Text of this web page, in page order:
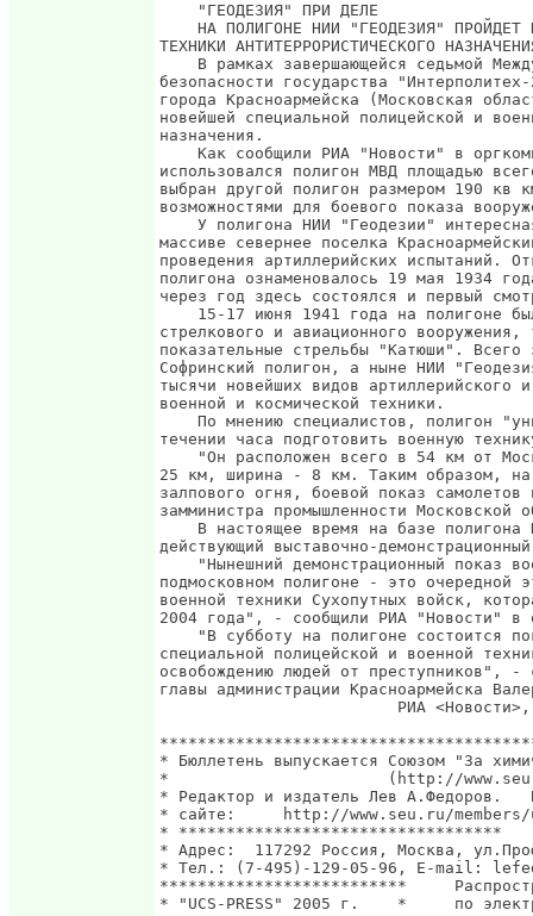
    "ГЕОДЕЗИЯ" ПРИ ДЕЛЕ
НА ПОЛИГОНЕ НИИ "ГЕОДЕЗИЯ" ПРОЙДЕТ
ТЕХНИКИ АНТИТЕРРОРИСТИЧЕСКОГО
В рамках завершающейся седьмой
безопасности государства
города Красноармейска (Московская
новейшей специальной полицейской и
назначения.
Как сообщили РИА "Новости" в
использовался полигон МВД площадью
выбран другой полигон размером 190 кв
возможностями для боевого показа
У полигона НИИ "Геодезии"
массиве севернее поселка
проведения артиллерийских испытаний.
полигона ознаменовалось 19 мая 1934
через год здесь состоялся и первый
15-17 июня 1941 года на полигоне
стрелкового и авиационного
показательные стрельбы "Катюши". Всего
Софринский полигон, а ныне НИИ
тысячи новейших видов артиллерийского
военной и космической техники.
По мнению специалистов, полигон
течении часа подготовить военную
"Он расположен всего в 54 км от
25 км, ширина - 8 км. Таким образом, на
залпового огня, боевой показ
замминистра промышленности Московской
В настоящее время на базе полигона
действующий выставочно-
"Нынешний демонстрационный показ
подмосковном полигоне - это очередной
военной техники Сухопутных войск,
2004 года", - сообщили РИА "Новости" в
"В субботу на полигоне состоится
специальной полицейской и военной
освобождению людей от преступников", -
главы администрации Красноармейска
РИА
* Бюллетень выпускается Союзом "За
*                       (http://
* Редактор и издатель Лев А.Федоров.
* сайте:     http://www.seu.ru/
*
* Адрес:  117292 Россия, Москва,
* Тел.: (7-495)-129-05-96, E-mail:
**************************
* "UCS-PRESS" 2005 г.    *     по